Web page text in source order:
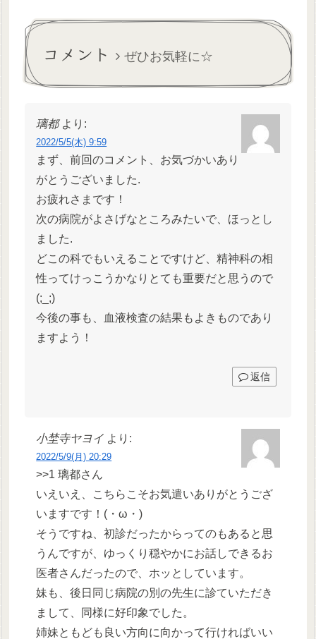
いてる…さすがの総師長にも
「待合室に聞こえるから静か
にして^^...
い新人の癖に休んじゃった⤵︎
コメント ぜひお気軽に☆
璃都 より:
2022/5/5(木) 9:59
まず、前回のコメント、お気づかいあり
がとうございました.
お疲れさまです！
次の病院がよさげなところみたいで、ほっとし
ました.
どこの科でもいえることですけど、精神科の相
性ってけっこうかなりとても重要だと思うので
(;_;)
今後の事も、血液検査の結果もよきものであり
ますよう！
返信
小埜寺ヤヨイ より:
2022/5/9(月) 20:29
>>1 璃都さん
いえいえ、こちらこそお気遣いありがとうござ
いますです！(・ω・)
そうですね、初診だったからってのもあると思
うんですが、ゆっくり穏やかにお話しできるお
医者さんだったので、ホッとしています。
妹も、後日同じ病院の別の先生に診ていただき
まして、同様に好印象でした。
姉妹ともども良い方向に向かって行ければいい